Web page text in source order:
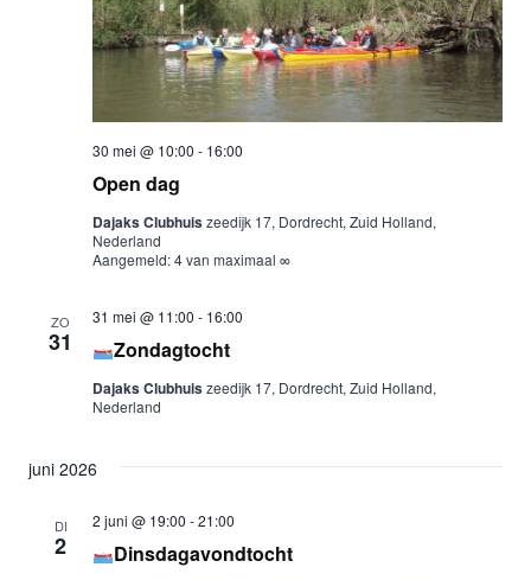
Open dag
30 mei @ 10:00 - 16:00
Dajaks Clubhuiszeedijk 17, Dordrecht, Zuid Holland,
Nederland
Aangemeld: 4 van maximaal ∞
ZO
31 Zondagtocht
31 mei @ 11:00 - 16:00
Dajaks Clubhuiszeedijk 17, Dordrecht, Zuid Holland,
Nederland
juni 2026
DI
2 Dinsdagavondtocht
2 juni @ 19:00 -21:00